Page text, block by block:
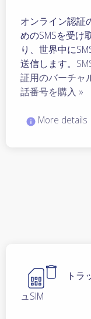
オンライン認証
めのSMSを受け
り、世界中に
送信します。
証用のバーチャ
話番号を購入 »
More details
トラ
ュSIM